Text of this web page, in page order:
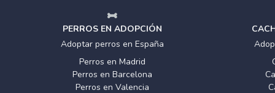
PERROS EN ADOPCIÓN
Adoptar perros en España
Perros en Madrid
Perros en Barcelona
Perros en Valencia